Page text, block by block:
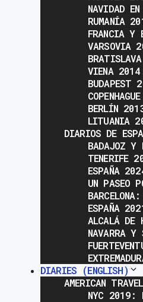
NAVIDAD
RUMANÍA
FRANCIA Y
VARSOVIA
VIENA
BUDAPEST
BERLÍN
LITUANIA
DIARIOS DE
BADAJOZ Y
TENERIFE
ESPAÑA
UN PASEO
ESPAÑA
ALCALÁ DE
NAVARRA
DIARIES (ENGLISH)
AMERICAN
NYC 2019: